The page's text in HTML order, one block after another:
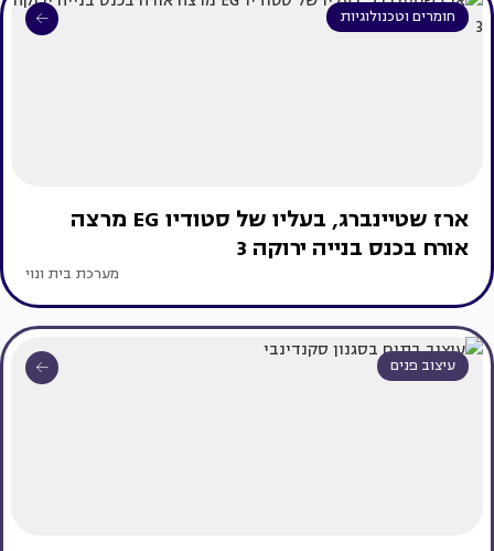
חומרים וטכנולוגיות
ארז שטיינברג, בעליו של סטודיו EG מרצה
אורח בכנס בנייה ירוקה 3
מערכת בית ונוי
עיצוב פנים